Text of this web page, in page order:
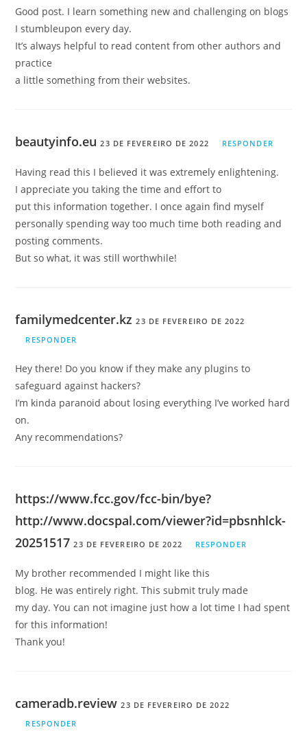
Good post. I learn something new and challenging on blogs
I stumbleupon every day.
It’s always helpful to read content from other authors and
practice
a little something from their websites.
beautyinfo.eu 23 DE FEVEREIRO DE 2022 RESPONDER
Having read this I believed it was extremely enlightening.
I appreciate you taking the time and effort to
put this information together. I once again find myself
personally spending way too much time both reading and
posting comments.
But so what, it was still worthwhile!
familymedcenter.kz 23 DE FEVEREIRO DE 2022
RESPONDER
Hey there! Do you know if they make any plugins to
safeguard against hackers?
I’m kinda paranoid about losing everything I’ve worked hard
on.
Any recommendations?
https://www.fcc.gov/fcc-bin/bye?
http://www.docspal.com/viewer?id=pbsnhlck-
20251517 23 DE FEVEREIRO DE 2022 RESPONDER
My brother recommended I might like this
blog. He was entirely right. This submit truly made
my day. You can not imagine just how a lot time I had spent
for this information!
Thank you!
cameradb.review 23 DE FEVEREIRO DE 2022
RESPONDER